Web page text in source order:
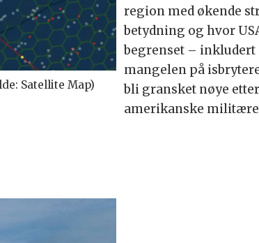
Satellite Map)
region med økende
betydning og hvor
begrenset – inkludert
mangelen på
bli gransket nøye
amerikanske